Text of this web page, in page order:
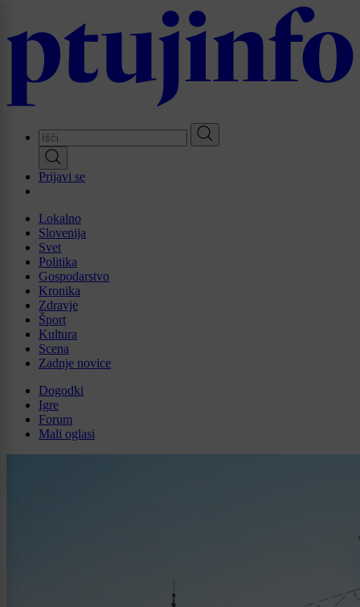
main
Prijavi se
Lokalno
Slovenija
Svet
Politika
Gospodarstvo
Kronika
Zdravje
Šport
Kultura
Scena
Zadnje novice
Dogodki
Igre
Forum
Mali oglasi